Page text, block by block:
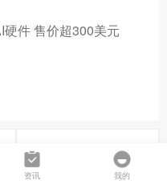
件 售价超300美元
资讯 我的